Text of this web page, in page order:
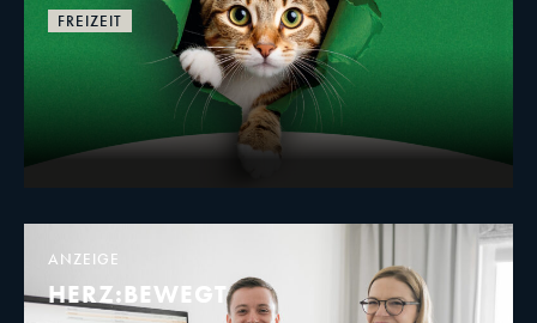
FREIZEIT
ANZEIGE
HERZ:BEWEGT